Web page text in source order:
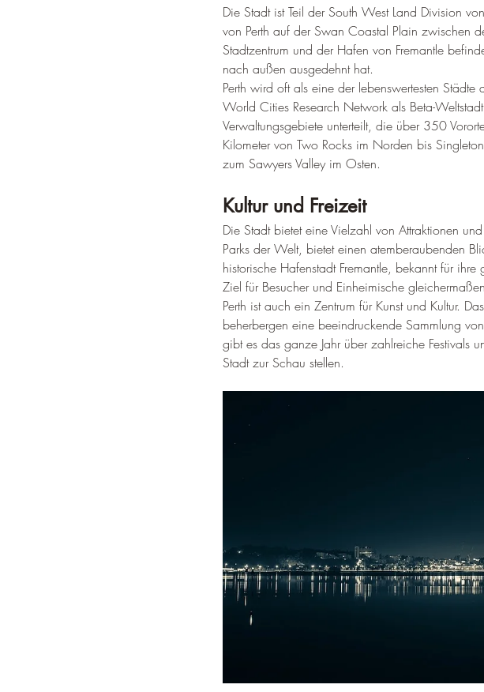
Die Stadt ist Teil der South West Land Division
von Perth auf der Swan Coastal Plain zwischen
Stadtzentrum und der Hafen von Fremantle
nach außen ausgedehnt hat.
Perth wird oft als eine der lebenswertesten
World Cities Research Network als Beta-
Verwaltungsgebiete unterteilt, die über 350
Kilometer von Two Rocks im Norden bis
zum Sawyers Valley im Osten.
Kultur und Freizeit
Die Stadt bietet eine Vielzahl von Attraktionen
Parks der Welt, bietet einen atemberaubenden
historische Hafenstadt Fremantle, bekannt für
Ziel für Besucher und Einheimische gleichermaßen
Perth ist auch ein Zentrum für Kunst und Kultur.
beherbergen eine beeindruckende Sammlung
gibt es das ganze Jahr über zahlreiche Festivals
Stadt zur Schau stellen.